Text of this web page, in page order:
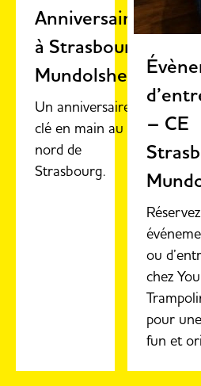
Anniversaire
à Strasbourg
Mundolsheim
Un anniversaire
clé en main au
nord de
Strasbourg.
– CE
ou
chez
pour une
fun et